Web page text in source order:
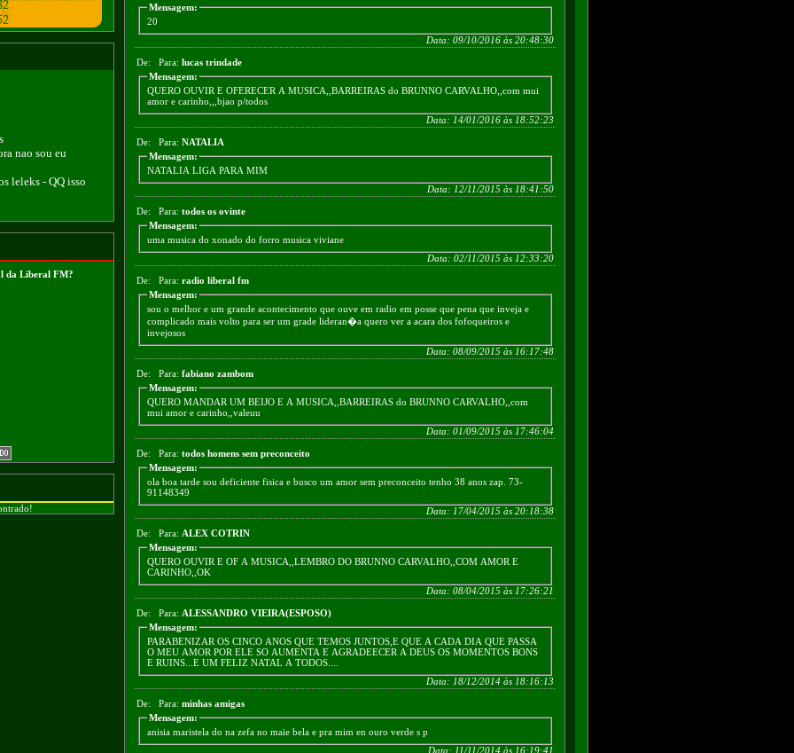
nao sou eu
leleks - QQ isso
da Liberal FM?
Mensagem:
20
Data: 09/10/2016 às 20:48:30
De: Para: lucas trindade
Mensagem:
QUERO OUVIR E OFERECER A MUSICA,,BARREIRAS do BRUNNO CARVALHO,,com mui
amor e carinho,,,bjao p/todos
Data: 14/01/2016 às 18:52:23
De: Para: NATALIA
Mensagem:
NATALIA LIGA PARA MIM
Data: 12/11/2015 às 18:41:50
De: Para: todos os ovinte
Mensagem:
uma musica do xonado do forro musica viviane
Data: 02/11/2015 às 12:33:20
De: Para: radio liberal fm
Mensagem:
sou o melhor e um grande acontecimento que ouve em radio em posse que pena que inveja e
complicado mais volto para ser um grade lideran�a quero ver a acara dos fofoqueiros e
invejosos
Data: 08/09/2015 às 16:17:48
De: Para: fabiano zambom
Mensagem:
QUERO MANDAR UM BEIJO E A MUSICA,,BARREIRAS do BRUNNO CARVALHO,,com
mui amor e carinho,,valeuu
Data: 01/09/2015 às 17:46:04
De: Para: todos homens sem preconceito
Mensagem:
ola boa tarde sou deficiente fisica e busco um amor sem preconceito tenho 38 anos zap. 73-
91148349
Data: 17/04/2015 às 20:18:38
De: Para: ALEX COTRIN
Mensagem:
QUERO OUVIR E OF A MUSICA,,LEMBRO DO BRUNNO CARVALHO,,COM AMOR E
CARINHO,,OK
Data: 08/04/2015 às 17:26:21
De: Para: ALESSANDRO VIEIRA(ESPOSO)
Mensagem:
PARABENIZAR OS CINCO ANOS QUE TEMOS JUNTOS,E QUE A CADA DIA QUE PASSA
O MEU AMOR POR ELE SO AUMENTA E AGRADEECER A DEUS OS MOMENTOS BONS
E RUINS...E UM FELIZ NATAL A TODOS....
Data: 18/12/2014 às 18:16:13
De: Para: minhas amigas
Mensagem:
anisia maristela do na zefa no maie bela e pra mim en ouro verde s p
Data: 11/11/2014 às 16:19:41